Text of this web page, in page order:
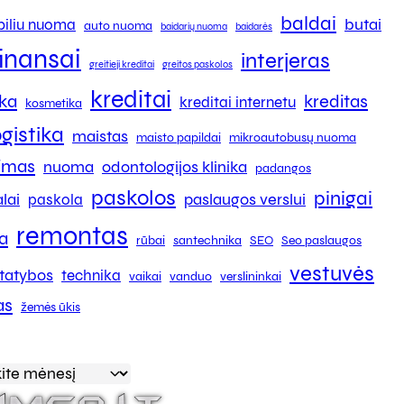
nuoma auto nuoma baidarių nuoma baidarės baldai butai
greitieji kreditai greitos paskolos interjeras
kosmetika kreditai kreditai internetu kreditas
maistas maisto papildai mikroautobusų nuoma
nuoma odontologijos klinika padangos
paskola paskolos paslaugos verslui pinigai
remontas rūbai santechnika SEO Seo paslaugos
technika vaikai vanduo verslininkai vestuvės
žemės ūkis